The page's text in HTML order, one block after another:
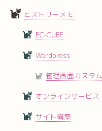
ヒストリーメモ
EC-CUBE
Wordpress
管理画面カスタム
オンラインサービス
サイト構築